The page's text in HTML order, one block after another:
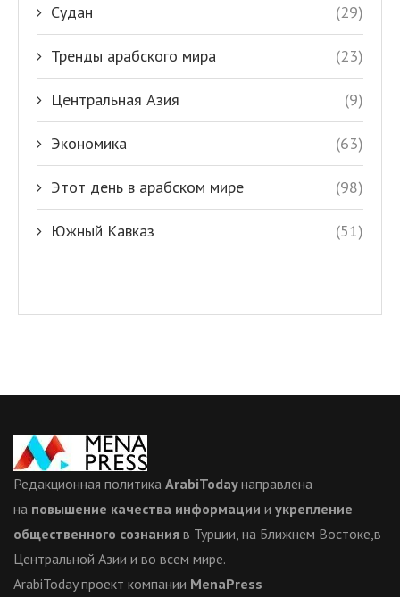
Судан (29)
Тренды арабского мира (23)
Центральная Азия (9)
Экономика (63)
Этот день в арабском мире (98)
Южный Кавказ (51)
Редакционная политика ArabiTodayнаправлена
на повышение качества информации и укрепление
общественного сознания в Турции, на Ближнем Востоке,в
Центральной Азии и во всем мире.
ArabiToday проект компании MenaPress